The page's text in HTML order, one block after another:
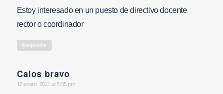
Estoy interesado en un puesto de directivo docente
rector o coordinador
Responder
Calos bravo
says:
17 enero, 2021 at 5:55 pm